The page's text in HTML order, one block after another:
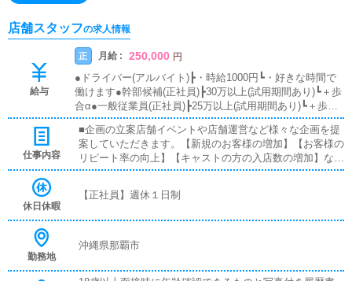
店舗スタッフの求人情報
給与
正 月給 : 250,000 円
●ドライバー(アルバイト)┣・時給1000円┗・好きな時間で
働けます●幹部候補(正社員)┣30万以上(試用期間あり)┗＋歩
合α●一般従業員(正社員)┣25万以上(試用期間あり)┗＋歩合α
●一般従業員(アルバイト)┣15万3000以上┣週休2日┣勤務8時
間┣残業なし┗定期昇給あり働き方についてのご要望が御座
いましたら面接時にお気軽にご相談ください。女性内勤ス
タッフも大募集しているのでご応募お待ちしております!!■
い可
仕事内容
■企画の立案店舗イベントや店舗運営など様々な企画を提
案していただきます。【新規のお客様の増加】【お客様の
リピート率の向上】【キャストの方の入店数の増加】な
ど、売上UPに繋がる施策の提案を行っていただきます。■
稼げるようにインターネットを使ったPR（写メ日記）な
更新作業を行っていただきます。キャストの出勤情報やイ
を押すだけや、ブログの更新時に簡単に文字が入力出来れ
休日休暇
【正社員】週休１日制
勤務地
沖縄県那覇市